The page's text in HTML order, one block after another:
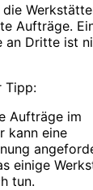
die
Aufträge.
an Dritte ist
Tipp:
Aufträge im
kann eine
einige
tun.